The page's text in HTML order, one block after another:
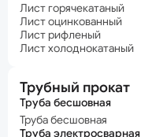
Лист горячекатаный
Лист оцинкованный
Лист рифленый
Лист холоднокатаный
Трубный прокат
Труба бесшовная
Труба бесшовная
Труба электросварная